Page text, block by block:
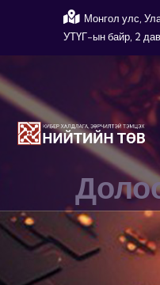
Skip to main contentМонгол улс,
УТҮГ-ын байр, 2